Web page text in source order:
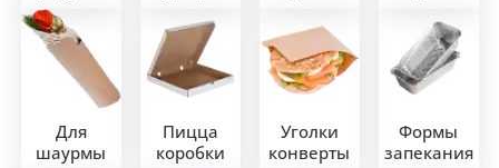
Для
шаурмы
Пицца
коробки
Уголки
конверты
Формы
запекания